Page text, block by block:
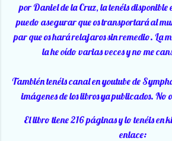
por Daniel de la Cruz, la tenéis disponible
puedo asegurar que os transportará al
par que os hará relajaros sin remedio. La
la he oído varias veces y no me
También tenéis canal en youtube de
imágenes de los libros ya publicados. No
El libro tiene 216 páginas y lo tenéis en
enlace: